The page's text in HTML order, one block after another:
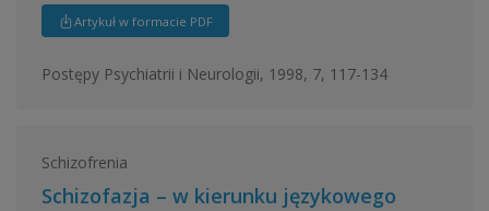
Artykuł w formacie PDF
Postępy Psychiatrii i Neurologii, 1998, 7, 117-134
Schizofrenia
Schizofazja – w kierunku językowego